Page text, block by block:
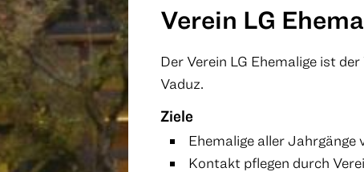
Verein LG
Der Verein LG Ehemalige ist
Vaduz.
Ziele
Ehemalige aller Jahrgänge
Kontakt pflegen durch